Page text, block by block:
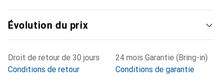
Évolution du prix
Droit de retour de 30 jours
Conditions de retour
24 mois Garantie (Bring-in)
Conditions de garantie